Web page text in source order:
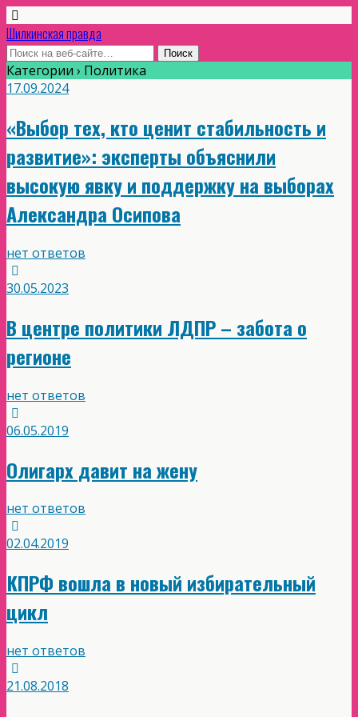
Шилкинская правда
Категории › Политика
17.09.2024
«Выбор тех, кто ценит стабильность и
развитие»: эксперты объяснили
высокую явку и поддержку на выборах
Александра Осипова
нет ответов
30.05.2023
В центре политики ЛДПР – забота о
регионе
нет ответов
06.05.2019
Олигарх давит на жену
нет ответов
02.04.2019
КПРФ вошла в новый избирательный
цикл
нет ответов
21.08.2018